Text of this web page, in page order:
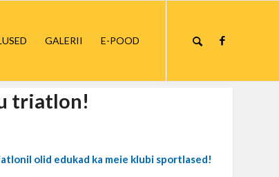
GALERII E-POOD
triatlon!
olid edukad ka meie klubi sportlased!